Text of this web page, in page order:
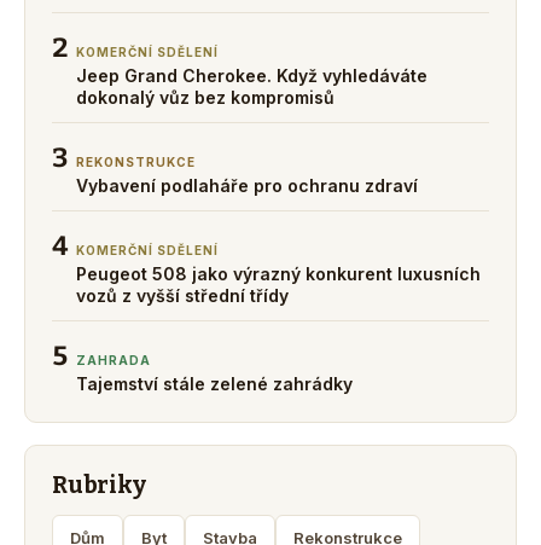
2 KOMERČNÍ SDĚLENÍ
Jeep Grand Cherokee. Když vyhledáváte
dokonalý vůz bez kompromisů
3 REKONSTRUKCE
Vybavení podlaháře pro ochranu zdraví
4 KOMERČNÍ SDĚLENÍ
Peugeot 508 jako výrazný konkurent luxusních
vozů z vyšší střední třídy
5 ZAHRADA
Tajemství stále zelené zahrádky
Rubriky
Dům Byt Stavba Rekonstrukce